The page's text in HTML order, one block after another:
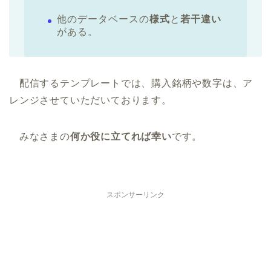
他のデータベースの様式 と 若干違い
がある。
配信するテンプレートでは、購入銘柄や数字は、ア
レンジさせていただいております。
みなさまの何か役に立てれば幸いです。
スポンサーリンク